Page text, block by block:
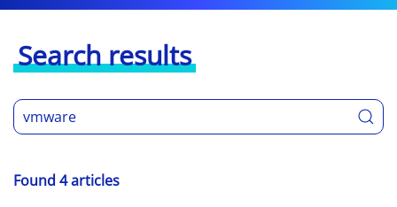
Search results
Found 4 articles